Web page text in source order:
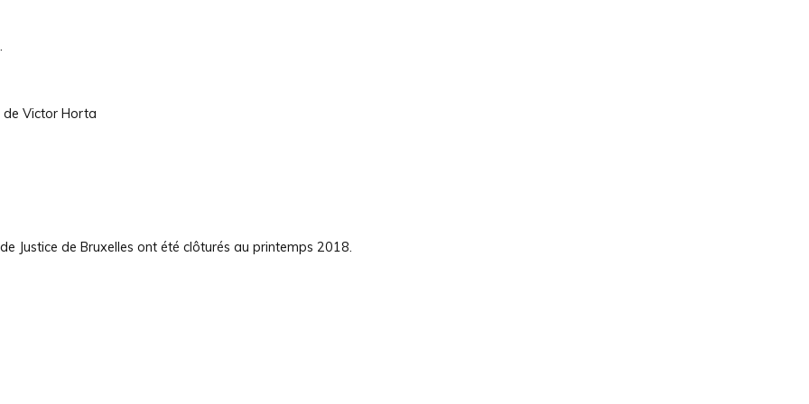
Victor Horta
Justice de Bruxelles ont été clôturés au printemps 2018.